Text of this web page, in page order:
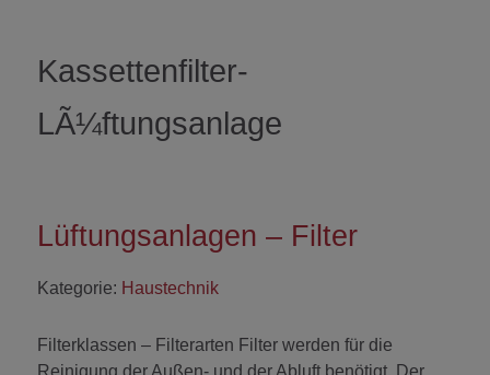
Kassettenfilter-
LÃ¼ftungsanlage
Lüftungsanlagen – Filter
Kategorie: Haustechnik
Filterklassen – Filterarten Filter werden für die